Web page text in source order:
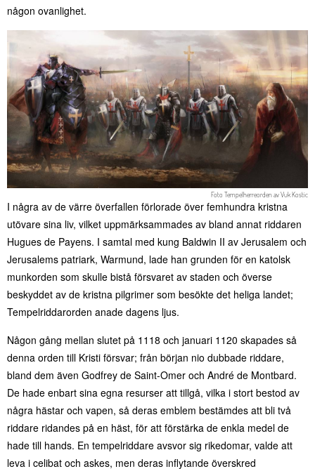
någon ovanlighet.
Foto TempelherreordenavVuk Kostic
I några av de värre överfallen förlorade över femhundra kristna
utövare sina liv, vilket uppmärksammades av bland annat riddaren
Hugues de Payens. I samtal med kung Baldwin II av Jerusalem och
Jerusalems patriark, Warmund, lade han grunden för en katolsk
munkorden som skulle bistå försvaret av staden och överse
beskyddet av de kristna pilgrimer som besökte det heliga landet;
Tempelriddarorden anade dagens ljus.
Någon gång mellan slutet på 1118 och januari 1120 skapades så
denna orden till Kristi försvar; från början nio dubbade riddare,
bland dem även Godfrey de Saint-Omer och André de Montbard.
De hade enbart sina egna resurser att tillgå, vilka i stort bestod av
några hästar och vapen, så deras emblem bestämdes att bli två
riddare ridandes på en häst, för att förstärka de enkla medel de
hade till hands. En tempelriddare avsvor sig rikedomar, valde att
leva i celibat och askes, men deras inflytande överskred